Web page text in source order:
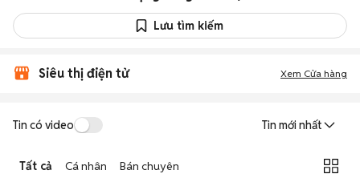
Lưu tìm kiếm
Siêu thị điện tử Xem Cửa hàng
Tin có video Tin mới nhất
Tất cả Cá nhân Bán chuyên